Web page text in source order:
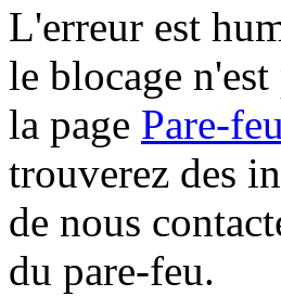
L'erreur est
le blocage
la page Pare-
trouverez des
de nous
du pare-feu.